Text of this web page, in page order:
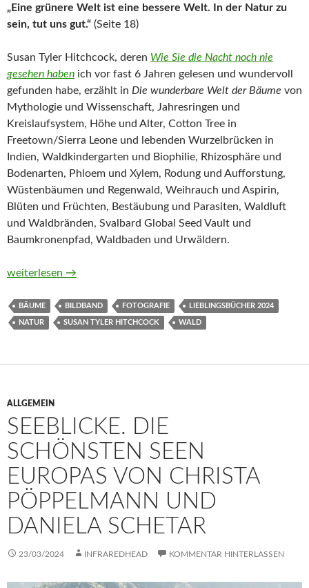
„Eine grünere Welt ist eine bessere Welt. In der Natur zu
sein, tut uns gut.“ (Seite 18)
Susan Tyler Hitchcock, deren Wie Sie die Nacht noch nie
gesehen haben ich vor fast 6 Jahren gelesen und wundervoll
gefunden habe, erzählt in Die wunderbare Welt der Bäume von
Mythologie und Wissenschaft, Jahresringen und
Kreislaufsystem, Höhe und Alter, Cotton Tree in
Freetown/Sierra Leone und lebenden Wurzelbrücken in
Indien, Waldkindergarten und Biophilie, Rhizosphäre und
Bodenarten, Phloem und Xylem, Rodung und Aufforstung,
Wüstenbäumen und Regenwald, Weihrauch und Aspirin,
Blüten und Früchten, Bestäubung und Parasiten, Waldluft
und Waldbränden, Svalbard Global Seed Vault und
Baumkronenpfad, Waldbaden und Urwäldern.
Die wunderbare Welt der Bäume. Wissen, Legenden und
weiterlesen →
BÄUME BILDBAND FOTOGRAFIE LIEBLINGSBÜCHER 2024
NATUR SUSAN TYLER HITCHCOCK WALD
ALLGEMEIN
SEEBLICKE. DIE
SCHÖNSTEN SEEN
EUROPAS VON CHRISTA
PÖPPELMANN UND
DANIELA SCHETAR
23/03/2024 INFRAREDHEAD KOMMENTAR HINTERLASSEN